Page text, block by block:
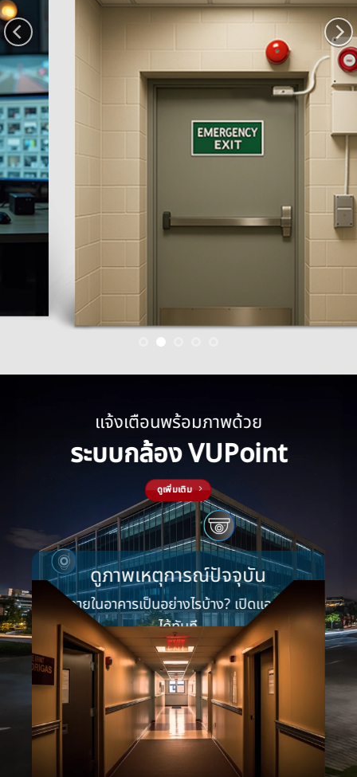
แจ้งเตือนพร้อมภาพด้วย
ระบบกล้อง VUPoint
ดูเพิ่มเติม
ดูภาพเหตุการณ์ปัจจุบัน
ภายในอาคารเป็นอย่างไรบ้าง? เปิดแอปดู
ได้ทันที